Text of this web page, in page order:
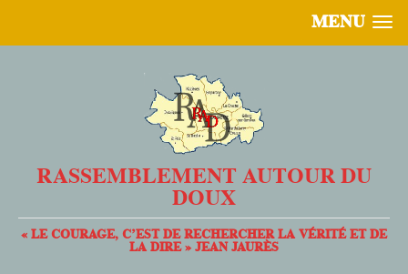
MENU
RASSEMBLEMENT AUTOUR DU
DOUX
« LE COURAGE, C’EST DE RECHERCHER LA VÉRITÉ ET DE
LA DIRE » JEAN JAURÈS